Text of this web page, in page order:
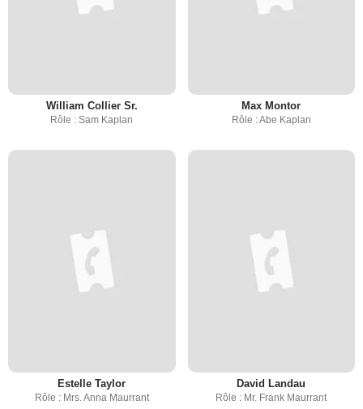
William Collier Sr.
Rôle : Sam Kaplan
Max Montor
Rôle : Abe Kaplan
Estelle Taylor
Rôle : Mrs. Anna Maurrant
David Landau
Rôle : Mr. Frank Maurrant